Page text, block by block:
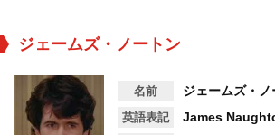
ジェームズ・ノートン
名前 ジェームズ・ノ
英語表記 James